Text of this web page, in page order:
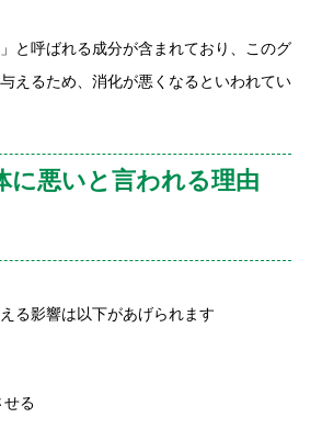
と呼ばれる成分が含まれており、このグ
えるため、消化が悪くなるといわれてい
に悪いと言われる理由
る影響は以下があげられます
る